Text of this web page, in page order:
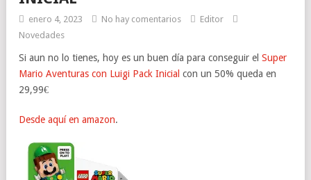
enero 4, 2023 No hay comentarios
Editor
Novedades
Si aun no lo tienes, hoy es un buen día para conseguir el Super
Mario Aventuras con Luigi Pack Inicial con un 50% queda en
29,99€
Desde aquí en amazon.